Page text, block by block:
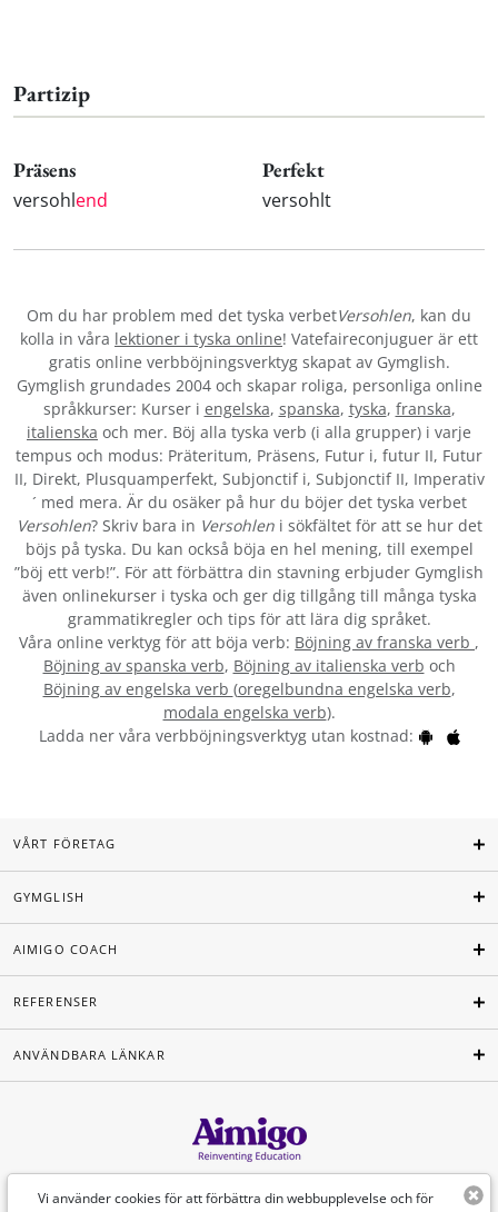
Partizip
Präsens
versohlend
Perfekt
versohlt
Om du har problem med det tyska verbetVersohlen, kan du
kolla in våra lektioner i tyska online! Vatefaireconjuguer är ett
gratis online verbböjningsverktyg skapat av Gymglish.
Gymglish grundades 2004 och skapar roliga, personliga online
språkkurser: Kurser i engelska, spanska, tyska, franska,
italienska och mer. Böj alla tyska verb (i alla grupper) i varje
tempus och modus: Präteritum, Präsens, Futur i, futur II, Futur
II, Direkt, Plusquamperfekt, Subjonctif i, Subjonctif II, Imperativ
´ med mera. Är du osäker på hur du böjer det tyska verbet
Versohlen? Skriv bara in Versohleni sökfältet för att se hur det
böjs på tyska. Du kan också böja en hel mening, till exempel
”böj ett verb!”. För att förbättra din stavning erbjuder Gymglish
även onlinekurser i tyska och ger dig tillgång till många tyska
grammatikregler och tips för att lära dig språket.
Våra online verktyg för att böja verb: Böjning av franska verb ,
Böjning av spanska verb, Böjning av italienska verb och
Böjning av engelska verb (oregelbundna engelska verb,
modala engelska verb).
Ladda ner våra verbböjningsverktyg utan kostnad:
Vi använder cookies för att förbättra din webbupplevelse och för
VÅRT FÖRETAG
GYMGLISH
AIMIGO COACH
REFERENSER
ANVÄNDBARA LÄNKAR
Svenska